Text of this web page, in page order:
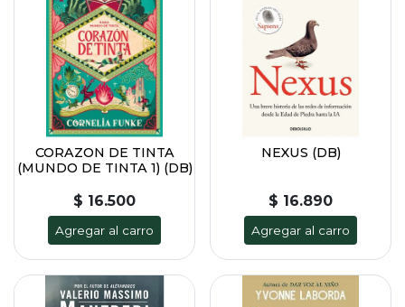
CORAZON DE TINTA
(MUNDO DE TINTA 1) (DB)
$ 16.500
Agregar al carro
NEXUS (DB)
$ 16.890
Agregar al carro